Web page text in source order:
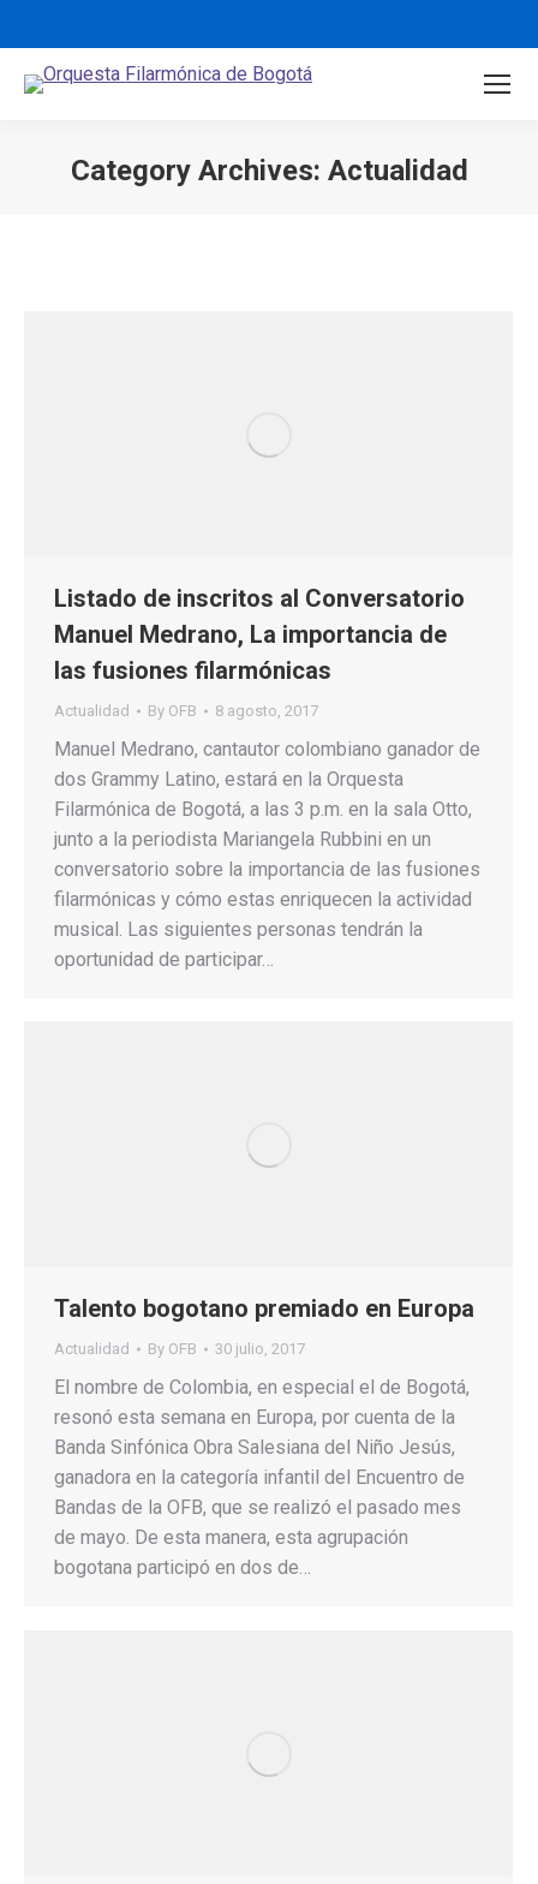
Category Archives: Actualidad
Listado de inscritos al Conversatorio
Manuel Medrano, La importancia de
las fusiones filarmónicas
Actualidad By OFB 8 agosto, 2017
Manuel Medrano, cantautor colombiano ganador de
dos Grammy Latino, estará en la Orquesta
Filarmónica de Bogotá, a las 3 p.m. en la sala Otto,
junto a la periodista Mariangela Rubbini en un
conversatorio sobre la importancia de las fusiones
filarmónicas y cómo estas enriquecen la actividad
musical. Las siguientes personas tendrán la
oportunidad de participar…
Talento bogotano premiado en Europa
Actualidad By OFB 30 julio, 2017
El nombre de Colombia, en especial el de Bogotá,
resonó esta semana en Europa, por cuenta de la
Banda Sinfónica Obra Salesiana del Niño Jesús,
ganadora en la categoría infantil del Encuentro de
Bandas de la OFB, que se realizó el pasado mes
de mayo. De esta manera, esta agrupación
bogotana participó en dos de…